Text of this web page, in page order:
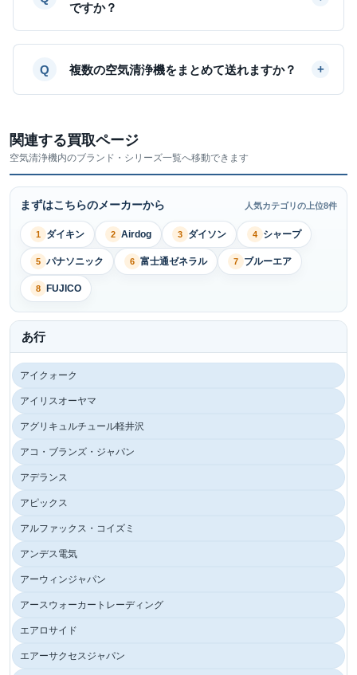
ですか？
複数の空気清浄機をまとめて送れますか？
関連する買取ページ
空気清浄機内のブランド・シリーズ一覧へ移動できます
まずはこちらのメーカーから 人気カテゴリの上位8件
1 ダイキン 2 Airdog 3 ダイソン 4 シャープ
5 パナソニック 6 富士通ゼネラル 7 ブルーエア
8 FUJICO
あ行
アイクォーク
アイリスオーヤマ
アグリキュルチュール軽井沢
アコ・ブランズ・ジャパン
アデランス
アピックス
アルファックス・コイズミ
アンデス電気
アーウィンジャパン
アースウォーカートレーディング
エアロサイド
エアーサクセスジャパン